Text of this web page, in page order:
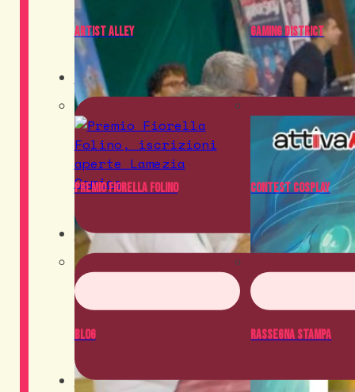
Artist Alley Gaming District
Contest
Premio Fiorella Folino Contest Cosplay
News
Blog Rassegna Stampa
Crowdfunding